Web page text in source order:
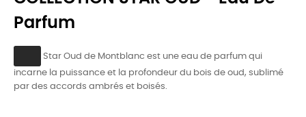
Parfum
Star Oud de Montblanc est une eau de parfum qui
incarne la puissance et la profondeur du bois de oud, sublimé
par des accords ambrés et boisés.